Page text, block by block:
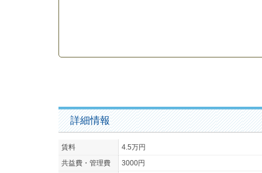
詳細情報
賃料
4.5万円
共益費・管理費
3000円